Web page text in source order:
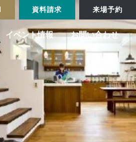
イベント情報 お問い合わせ
資料請求 来場予約